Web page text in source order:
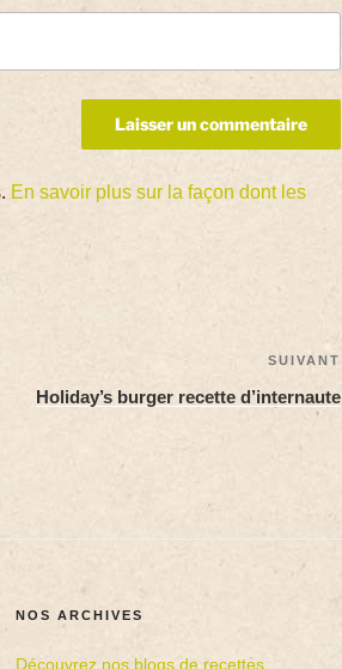
En savoir plus sur la façon dont les
SUIVANT
Holiday’s burger recette d’internaute
NOS ARCHIVES
Découvrez nos blogs de recettes